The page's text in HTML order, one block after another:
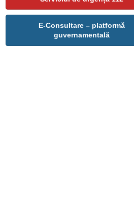
E-Consultare – platformă
guvernamentală